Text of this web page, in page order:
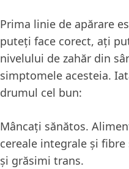
Prima linie de apărare
puteți face corect, ați
nivelului de zahăr din
simptomele acesteia.
drumul cel bun:
Mâncați sănătos.
cereale integrale și
și grăsimi trans.